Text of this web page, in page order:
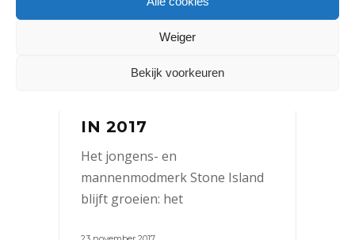
Weiger
Bekijk voorkeuren
EXPLOSIEVE GROEI
IN 2017
Het jongens- en
mannenmodmerk Stone Island
blijft groeien: het